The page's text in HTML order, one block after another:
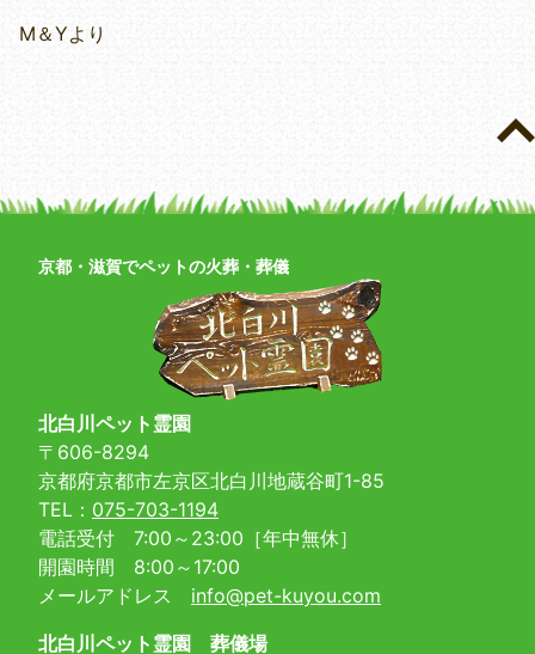
M＆Yより
京都・滋賀でペットの火葬・葬儀
北白川ペット霊園
〒606-8294
京都府京都市左京区北白川地蔵谷町1-85
TEL： 075-703-1194
電話受付 7:00～23:00［年中無休］
開園時間 8:00～17:00
メールアドレス info@pet-kuyou.com
北白川ペット霊園 葬儀場